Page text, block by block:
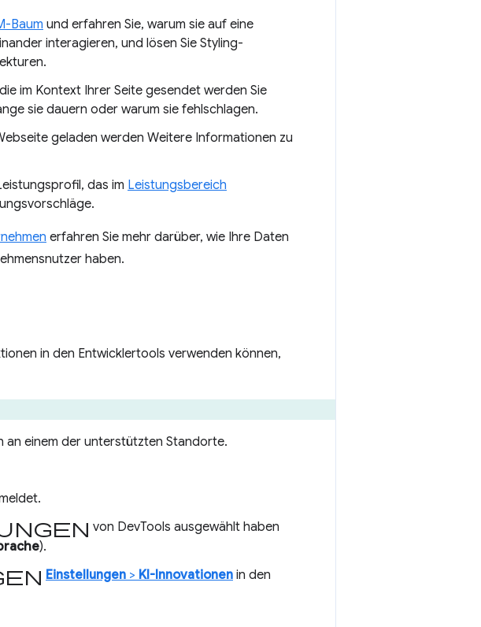
Baum und erfahren Sie, warum sie auf eine
interagieren, und lösen Sie Styling-
im Kontext Ihrer Seite gesendet werden Sie
sie dauern oder warum sie fehlschlagen.
geladen werden Weitere Informationen zu
das im Leistungsbereich
erfahren Sie mehr darüber, wie Ihre Daten
haben.
in den Entwicklertools verwenden können,
an einem der unterstützten Standorte.
von DevTools ausgewählt haben
).
Einstellungen > KI-Innovationen in den